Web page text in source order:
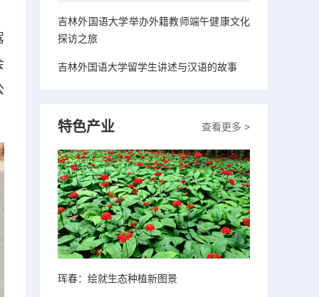
吉林外国语大学举办外籍教师端午健康文化
探访之旅
吉林外国语大学留学生讲述与汉语的故事
查看更多 >
特色产业
珲春：绘就生态种植新图景